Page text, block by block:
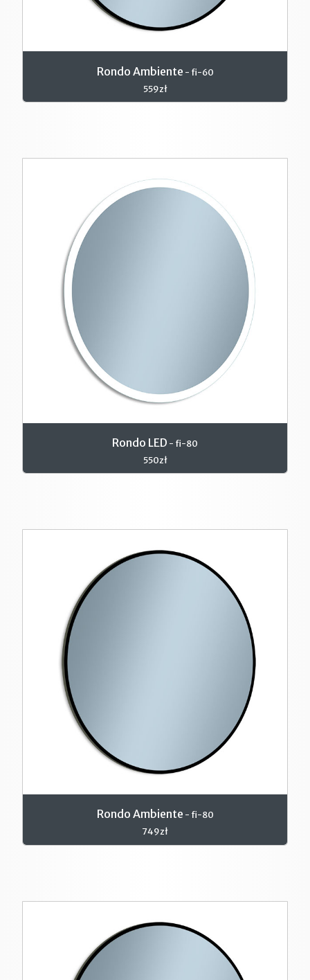
Rondo Ambiente - fi-60
559zł
Rondo LED - fi-80
550zł
Rondo Ambiente - fi-80
749zł